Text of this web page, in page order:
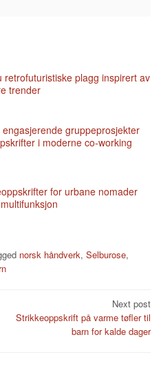
retrofuturistiske plagg inspirert av
trender
gruppeprosjekter
i moderne co-working
for urbane nomader
norsk håndverk, Selburose,
Next post
Strikkeoppskrift på varme tøfler til
barn for kalde dager